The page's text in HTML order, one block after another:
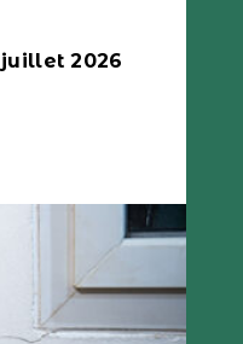
2026